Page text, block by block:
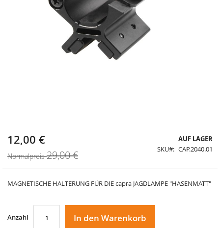
Sonderangebot
12,00 €
Normalpreis 29,00 €
AUF LAGER
SKU
CAP.2040.01
MAGNETISCHE HALTERUNG FÜR DIE capra JAGDLAMPE "HASENMATT"
Anzahl In den Warenkorb
Zum
Anfang
der